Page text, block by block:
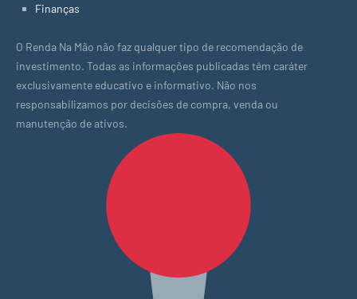
Finanças
O Renda Na Mão não faz qualquer tipo de recomendação de
investimento. Todas as informações publicadas têm caráter
exclusivamente educativo e informativo. Não nos
responsabilizamos por decisões de compra, venda ou
manutenção de ativos.